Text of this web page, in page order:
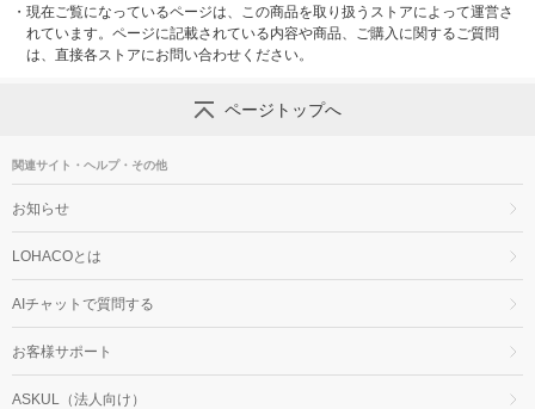
・ 現在ご覧になっているページは、この商品を取り扱うストアによって運営さ
れています。ページに記載されている内容や商品、ご購入に関するご質問
は、直接各ストアにお問い合わせください。
ページトップへ
関連サイト・ヘルプ・その他
お知らせ
LOHACOとは
AIチャットで質問する
お客様サポート
ASKUL（法人向け）